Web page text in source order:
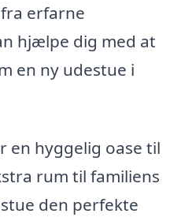
erfarne
hjælpe dig med at
en ny udestue i
en hyggelig oase til
rum til familiens
den perfekte